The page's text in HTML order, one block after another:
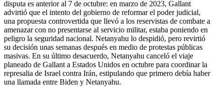
disputa es anterior al 7 de octubre: en marzo de 2023, Gallant
advirtió que el intento del gobierno de reformar el poder judicial,
una propuesta controvertida que llevó a los reservistas de combate a
amenazar con no presentarse al servicio militar, estaba poniendo en
peligro la seguridad nacional. Netanyahu lo despidió, pero revirtió
su decisión unas semanas después en medio de protestas públicas
masivas. En su último desacuerdo, Netanyahu canceló el viaje
planeado de Gallant a Estados Unidos en octubre para coordinar la
represalia de Israel contra Irán, estipulando que primero debía haber
una llamada entre Biden y Netanyahu.